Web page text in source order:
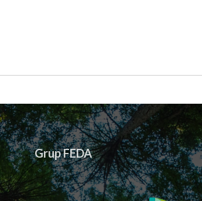
Grup FEDA